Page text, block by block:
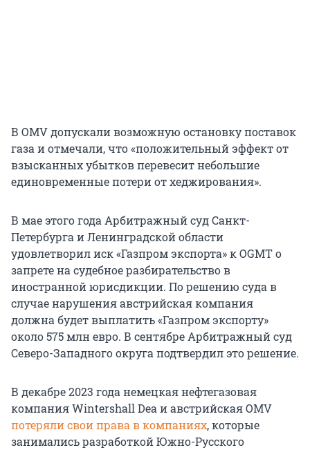
В OMV допускали возможную остановку поставок
газа и отмечали, что «положительный эффект от
взысканных убытков перевесит небольшие
единовременные потери от хеджирования».
В мае этого года Арбитражный суд Санкт-
Петербурга и Ленинградской области
удовлетворил иск «Газпром экспорта» к OGMT о
запрете на судебное разбирательство в
иностранной юрисдикции. По решению суда в
случае нарушения австрийская компания
должна будет выплатить «Газпром экспорту»
около 575 млн евро. В сентябре Арбитражный суд
Северо-Западного округа подтвердил это решение.
В декабре 2023 года немецкая нефтегазовая
компания Wintershall Dea и австрийская OMV
потеряли свои права в компаниях, которые
занимались разработкой Южно-Русского